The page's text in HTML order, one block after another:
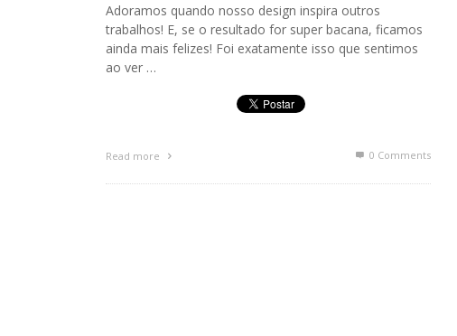
Adoramos quando nosso design inspira outros
trabalhos! E, se o resultado for super bacana, ficamos
ainda mais felizes! Foi exatamente isso que sentimos
ao ver …
Read more 0 Comments